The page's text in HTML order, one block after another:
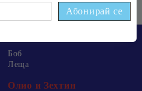
Боб
Леща
Олио и Зехтин